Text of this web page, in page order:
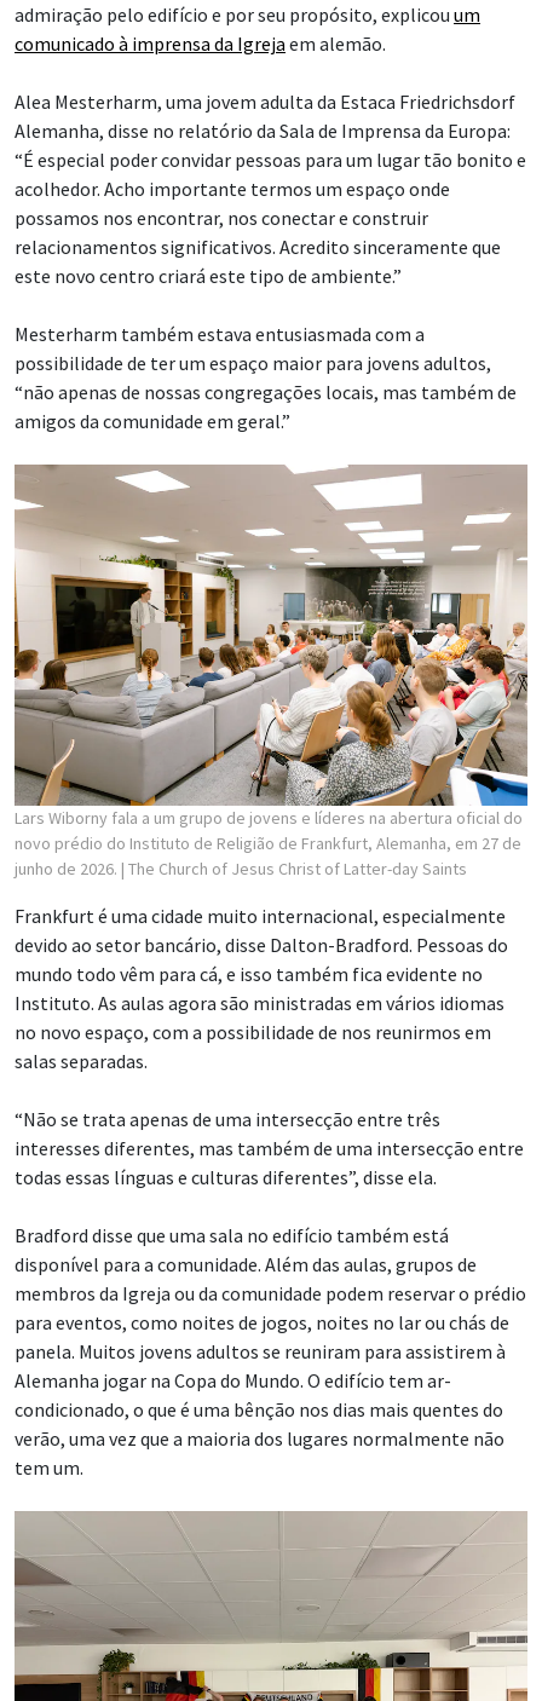
admiração pelo edifício e por seu propósito, explicou um
comunicado à imprensa da Igreja em alemão.
Alea Mesterharm, uma jovem adulta da Estaca Friedrichsdorf
Alemanha, disse no relatório da Sala de Imprensa da Europa:
“É especial poder convidar pessoas para um lugar tão bonito e
acolhedor. Acho importante termos um espaço onde
possamos nos encontrar, nos conectar e construir
relacionamentos significativos. Acredito sinceramente que
este novo centro criará este tipo de ambiente.”
Mesterharm também estava entusiasmada com a
possibilidade de ter um espaço maior para jovens adultos,
“não apenas de nossas congregações locais, mas também de
amigos da comunidade em geral.”
Lars Wiborny fala a um grupo de jovens e líderes na abertura oficial do
novo prédio do Instituto de Religião de Frankfurt, Alemanha, em 27 de
junho de 2026. | The Church of Jesus Christ of Latter-day Saints
Frankfurt é uma cidade muito internacional, especialmente
devido ao setor bancário, disse Dalton-Bradford. Pessoas do
mundo todo vêm para cá, e isso também fica evidente no
Instituto. As aulas agora são ministradas em vários idiomas
no novo espaço, com a possibilidade de nos reunirmos em
salas separadas.
“Não se trata apenas de uma intersecção entre três
interesses diferentes, mas também de uma intersecção entre
todas essas línguas e culturas diferentes”, disse ela.
Bradford disse que uma sala no edifício também está
disponível para a comunidade. Além das aulas, grupos de
membros da Igreja ou da comunidade podem reservar o prédio
para eventos, como noites de jogos, noites no lar ou chás de
panela. Muitos jovens adultos se reuniram para assistirem à
Alemanha jogar na Copa do Mundo. O edifício tem ar-
condicionado, o que é uma bênção nos dias mais quentes do
verão, uma vez que a maioria dos lugares normalmente não
tem um.